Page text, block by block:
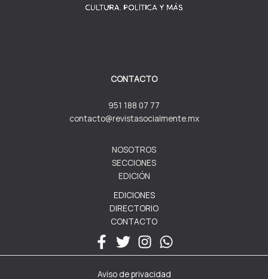
CONTACTO
951 188 07 77
contacto@revistasocialmente.mx
NOSOTROS
SECCIONES
EDICIÓN
EDICIONES
DIRECTORIO
CONTACTO
Aviso de privacidad